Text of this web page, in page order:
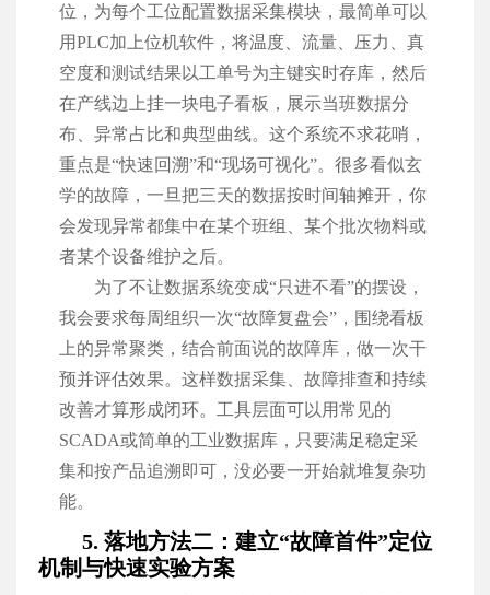
位，为每个工位配置数据采集模块，最简单可以
用PLC加上位机软件，将温度、流量、压力、真
空度和测试结果以工单号为主键实时存库，然后
在产线边上挂一块电子看板，展示当班数据分
布、异常占比和典型曲线。这个系统不求花哨，
重点是“快速回溯”和“现场可视化”。很多看似玄
学的故障，一旦把三天的数据按时间轴摊开，你
会发现异常都集中在某个班组、某个批次物料或
者某个设备维护之后。
为了不让数据系统变成“只进不看”的摆设，
我会要求每周组织一次“故障复盘会”，围绕看板
上的异常聚类，结合前面说的故障库，做一次干
预并评估效果。这样数据采集、故障排查和持续
改善才算形成闭环。工具层面可以用常见的
SCADA或简单的工业数据库，只要满足稳定采
集和按产品追溯即可，没必要一开始就堆复杂功
能。
5. 落地方法二：建立“故障首件”定位
机制与快速实验方案